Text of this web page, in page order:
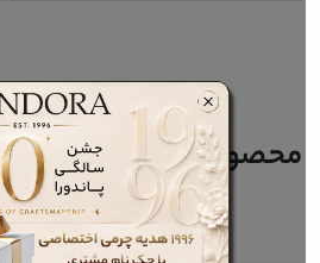
محصولات مرتبط